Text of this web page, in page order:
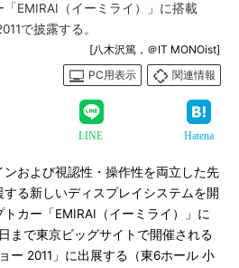
EMIRAI（イーミライ）」に搭載
で披露する。
[八木沢篤，＠IT MONOist]
PC用表示
関連情報
LINE Hatena
および視認性・操作性を両立した先
る新しいディスプレイシステムを開
カー「EMIRAI（イーミライ）」に
まで東京ビッグサイトで開催される
ー 2011」に出展する（東6ホール 小